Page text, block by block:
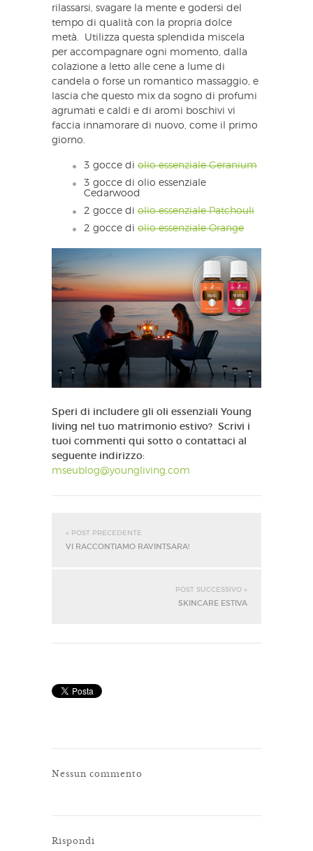
rilassarsi, svagare la mente e godersi del
tempo di qualità con la propria dolce
metà. Utilizza questa splendida miscela
per accompagnare ogni momento, dalla
colazione a letto alle cene a lume di
candela o forse un romantico massaggio, e
lascia che questo mix da sogno di profumi
agrumati e caldi e di aromi boschivi vi
faccia innamorare di nuovo, come il primo
giorno.
3 gocce di olio essenziale Geranium
3 gocce di olio essenziale
Cedarwood
2 gocce di olio essenziale Patchouli
2 gocce di olio essenziale Orange
Speri di includere gli oli essenziali Young
living nel tuo matrimonio estivo? Scrivi i
tuoi commenti qui sotto o contattaci al
seguente indirizzo:
mseublog@youngliving.com
« POST PRECEDENTE
VI RACCONTIAMO RAVINTSARA!
POST SUCCESSIVO »
SKINCARE ESTIVA
Nessun commento
Rispondi